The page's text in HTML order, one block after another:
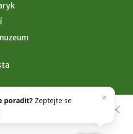
poradit?Zeptejte se